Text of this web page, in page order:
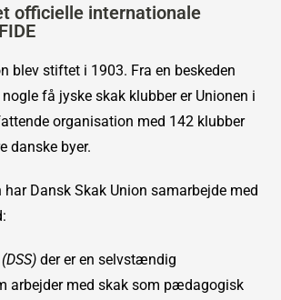
officielle internationale
blev stiftet i 1903. Fra en beskeden
få jyske skak klubber er Unionen i
organisation med 142 klubber
danske byer.
Dansk Skak Union samarbejde med
der er en selvstændig
arbejder med skak som pædagogisk